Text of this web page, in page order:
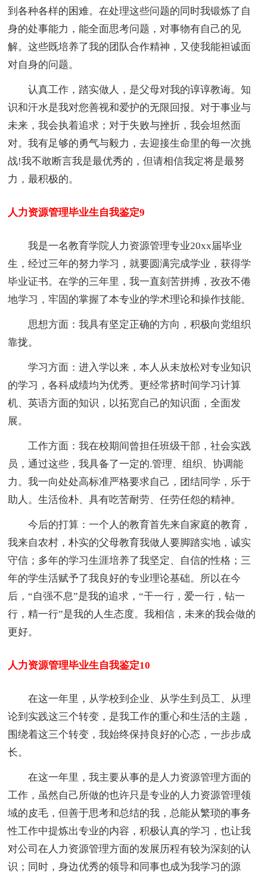
到各种各样的困难。在处理这些问题的同时我锻炼了自
身的处事能力，能全面思考问题，对事物有自己的见
解。这些既培养了我的团队合作精神，又使我能袒诚面
对自身的问题。
认真工作，踏实做人，是父母对我的谆谆教诲。知
识和汗水是我对您善视和爱护的无限回报。对于事业与
未来，我会执着追求；对于失败与挫折，我会坦然面
对。我有足够的勇气与毅力，去迎接生命里的每一次挑
战!我不敢断言我是最优秀的，但请相信我定将是最努
力，最积极的。
人力资源管理毕业生自我鉴定9
我是一名教育学院人力资源管理专业20xx届毕业
生，经过三年的努力学习，就要圆满完成学业，获得学
毕业证书。在学的三年里，我一直刻苦拼搏，孜孜不倦
地学习，牢固的掌握了本专业的学术理论和操作技能。
思想方面：我具有坚定正确的方向，积极向党组织
靠拢。
学习方面：进入学以来，本人从未放松对专业知识
的学习，各科成绩均为优秀。更经常挤时间学习计算
机、英语方面的知识，以拓宽自己的知识面，全面发
展。
工作方面：我在校期间曾担任班级干部，社会实践
员，通过这些，我具备了一定的.管理、组织、协调能
力。我一向处处高标准严格要求自己，团结同学，乐于
助人。生活俭朴、具有吃苦耐劳、任劳任怨的精神。
今后的打算：一个人的教育首先来自家庭的教育，
我来自农村，朴实的父母教育我做人要脚踏实地，诚实
守信；多年的学习生涯培养了我坚定、自信的性格；三
年的学生活赋予了我良好的专业理论基础。所以在今
后，“自强不息”是我的追求，“干一行，爱一行，钻一
行，精一行”是我的人生态度。我相信，未来的我会做的
更好。
人力资源管理毕业生自我鉴定10
在这一年里，从学校到企业、从学生到员工、从理
论到实践这三个转变，是我工作的重心和生活的主题，
围绕着这三个转变，我始终保持良好的心态，一步步成
长。
在这一年里，我主要从事的是人力资源管理方面的
工作，虽然自己所做的也许只是专业的人力资源管理领
域的皮毛，但善于思考和总结的我，总能从繁琐的事务
性工作中提炼出专业的内容，积极认真的学习，也让我
对公司在人力资源管理方面的发展历程有较为深刻的认
识；同时，身边优秀的领导和同事也成为我学习的源